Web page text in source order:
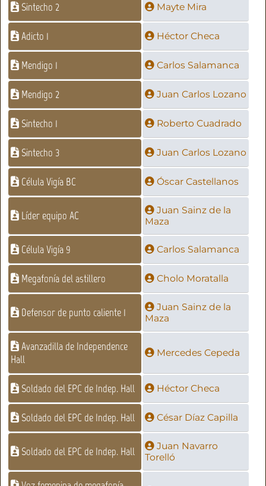
Sintecho 2 Mayte Mira
Adicto 1 Héctor Checa
Mendigo 1 Carlos Salamanca
Mendigo 2 Juan Carlos Lozano
Sintecho 1 Roberto Cuadrado
Sintecho 3 Juan Carlos Lozano
Célula Vigía BC Óscar Castellanos
Líder equipo AC
Juan Sainz de la
Maza
Célula Vigía 9 Carlos Salamanca
Megafonía del astillero Cholo Moratalla
Defensor de punto caliente 1
Juan Sainz de la
Maza
Avanzadilla de Independence
Hall
Mercedes Cepeda
Soldado del EPC de Indep. Hall Héctor Checa
Soldado del EPC de Indep. Hall César Díaz Capilla
Soldado del EPC de Indep. Hall
Juan Navarro
Torelló